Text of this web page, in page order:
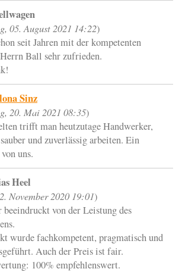
05. August 2021 14:22)
seit Jahren mit der kompetenten
Ball sehr zufrieden.
Sinz
20. Mai 2021 08:35)
trifft man heutzutage Handwerker,
und zuverlässig arbeiten. Ein
uns.
Heel
November 2020 19:01)
beeindruckt von der Leistung des
wurde fachkompetent, pragmatisch und
Auch der Preis ist fair.
100% empfehlenswert.